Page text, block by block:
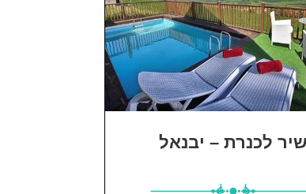
שיר לכנרת – יבנאל